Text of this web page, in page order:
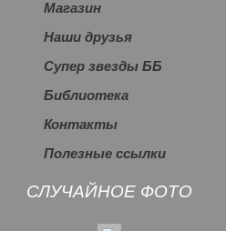
Магазин
Наши друзья
Супер звезды ББ
Библиотека
Контакты
Полезные ссылки
СЛУЧАЙНОЕ ФОТО